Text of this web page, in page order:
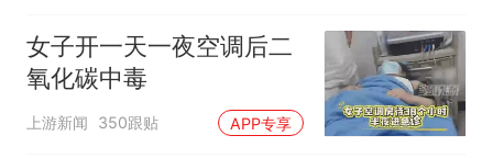
女子开一天一夜空调后二
氧化碳中毒
上游新闻 350跟贴 APP专享